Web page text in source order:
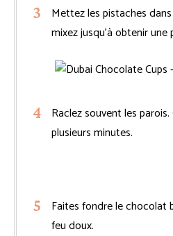
Mettez les pistaches
mixez jusqu’à obtenir une
Raclez souvent les
plusieurs minutes.
Faites fondre le chocolat
feu doux.